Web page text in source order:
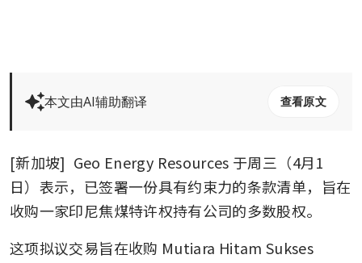
本文由AI辅助翻译 查看原文
[新加坡] Geo Energy Resources 于周三（4月1
日）表示，已签署一份具有约束力的条款清单，旨在
收购一家印尼焦煤特许权持有公司的多数股权。
这项拟议交易旨在收购 Mutiara Hitam Sukses